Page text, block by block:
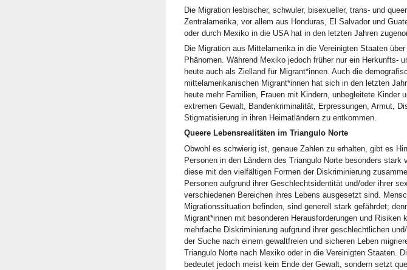
Die Migration lesbischer, schwuler, bisexueller, trans- und
Zentralamerika, vor allem aus Honduras, El Salvador und
oder durch Mexiko in die USA hat in den letzten Jahren
Die Migration aus Mittelamerika in die Vereinigten Staaten
Phänomen. Während Mexiko jedoch früher nur ein Herkunfts-
heute auch als Zielland für Migrant*innen. Auch die
mittelamerikanischen Migrant*innen hat sich in den letzten
heute mehr Familien, Frauen mit Kindern, unbegleitete Kinder
extremen Gewalt, Bandenkriminalität, Erpressungen, Armut,
Stigmatisierung in ihren Heimatländern zu entkommen.
Queere Lebensrealitäten im Triangulo Norte
Obwohl es schwierig ist, genaue Zahlen zu erhalten, gibt es
Personen in den Ländern des Triangulo Norte besonders stark
diese mit den vielfältigen Formen der Diskriminierung
Personen aufgrund ihrer Geschlechtsidentität und/oder ihrer
verschiedenen Bereichen ihres Lebens ausgesetzt sind.
Migrationssituation befinden, sind generell stark gefährdet;
Migrant*innen mit besonderen Herausforderungen und Risiken
mehrfache Diskriminierung aufgrund ihrer geschlechtlichen
der Suche nach einem gewaltfreien und sicheren Leben
Triangulo Norte nach Mexiko oder in die Vereinigten Staaten.
bedeutet jedoch meist kein Ende der Gewalt, sondern setzt